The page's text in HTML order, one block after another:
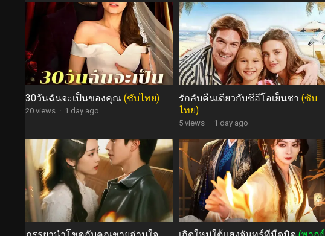
30วันฉันจะเป็นของคุณ (ซับไทย)
20 views · 1 day ago
รักลับคืนเดียวกับซีอีโอเย็นชา (ซับ
ไทย)
5 views · 1 day ago